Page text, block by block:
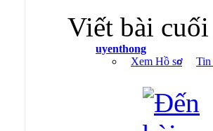
Viết bài
uyenthong
Xem Hồ sơ
Tin